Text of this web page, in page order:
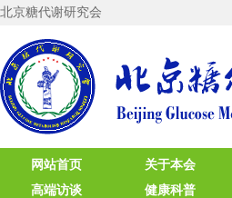
北京糖代谢研究会
网站首页 关于本会
高端访谈
健康科普